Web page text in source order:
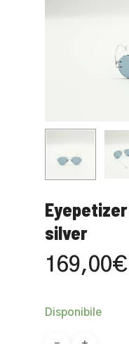
Eyepetizer
silver
169,00€
Disponibile